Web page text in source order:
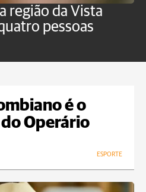
região da Vista
pessoas
é o
Operário
ESPORTE